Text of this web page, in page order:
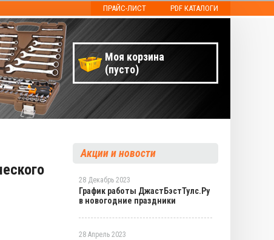
ПРАЙС-ЛИСТ PDF КАТАЛОГИ
Моя корзина
(пусто)
Акции и новости
28 Декабрь 2023
График работы ДжастБэстТулс.Ру
в новогодние праздники
28 Апрель 2023